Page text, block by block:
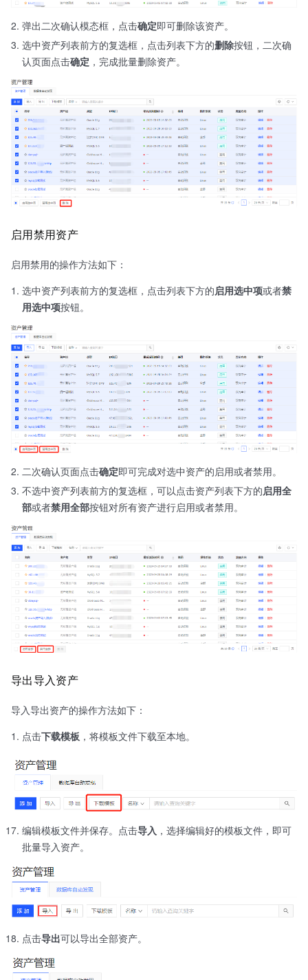
弹出二次确认模态框，点击确定即可删除该资产。
选中资产列表前方的复选框，点击列表下方的删除按钮，二次确
认页面点击确定 ，完成批量删除资产。
启用禁用资产
启用禁用的操作方法如下：
选中资产列表前方的复选框，点击列表下方的启用选中项或者禁
用选中项按钮。
二次确认页面点击确定即可完成对选中资产的启用或者禁用。
不选中资产列表前方的复选框，可以点击资产列表下方的启用全
部或者禁用全部按钮对所有资产进行启用或者禁用。
导出导入资产
导入导出资产的操作方法如下：
点击下载模板 ，将模板文件下载至本地。
编辑模板文件并保存。点击导入 ，选择编辑好的模板文件，即可
批量导入资产。
点击导出可以导出全部资产。